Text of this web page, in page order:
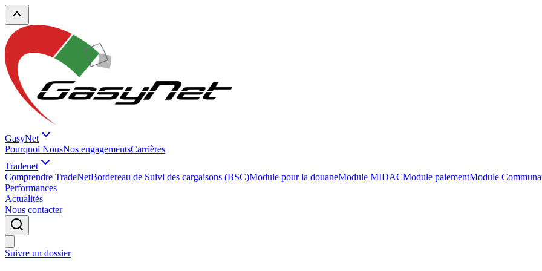
GasyNet
Pourquoi NousNos engagementsCarrières
Tradenet
Comprendre TradeNetBordereau de Suivi des cargaisons (BSC)Module pour la douaneModule MIDACModule paiementModule
Performances
Actualités
Nous contacter
Suivre un dossier